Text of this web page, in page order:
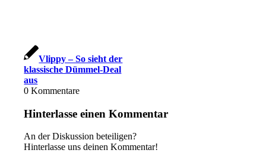
Vlippy – So sieht der
klassische Dümmel-Deal
aus
0 Kommentare
Hinterlasse einen Kommentar
An der Diskussion beteiligen?
Hinterlasse uns deinen Kommentar!